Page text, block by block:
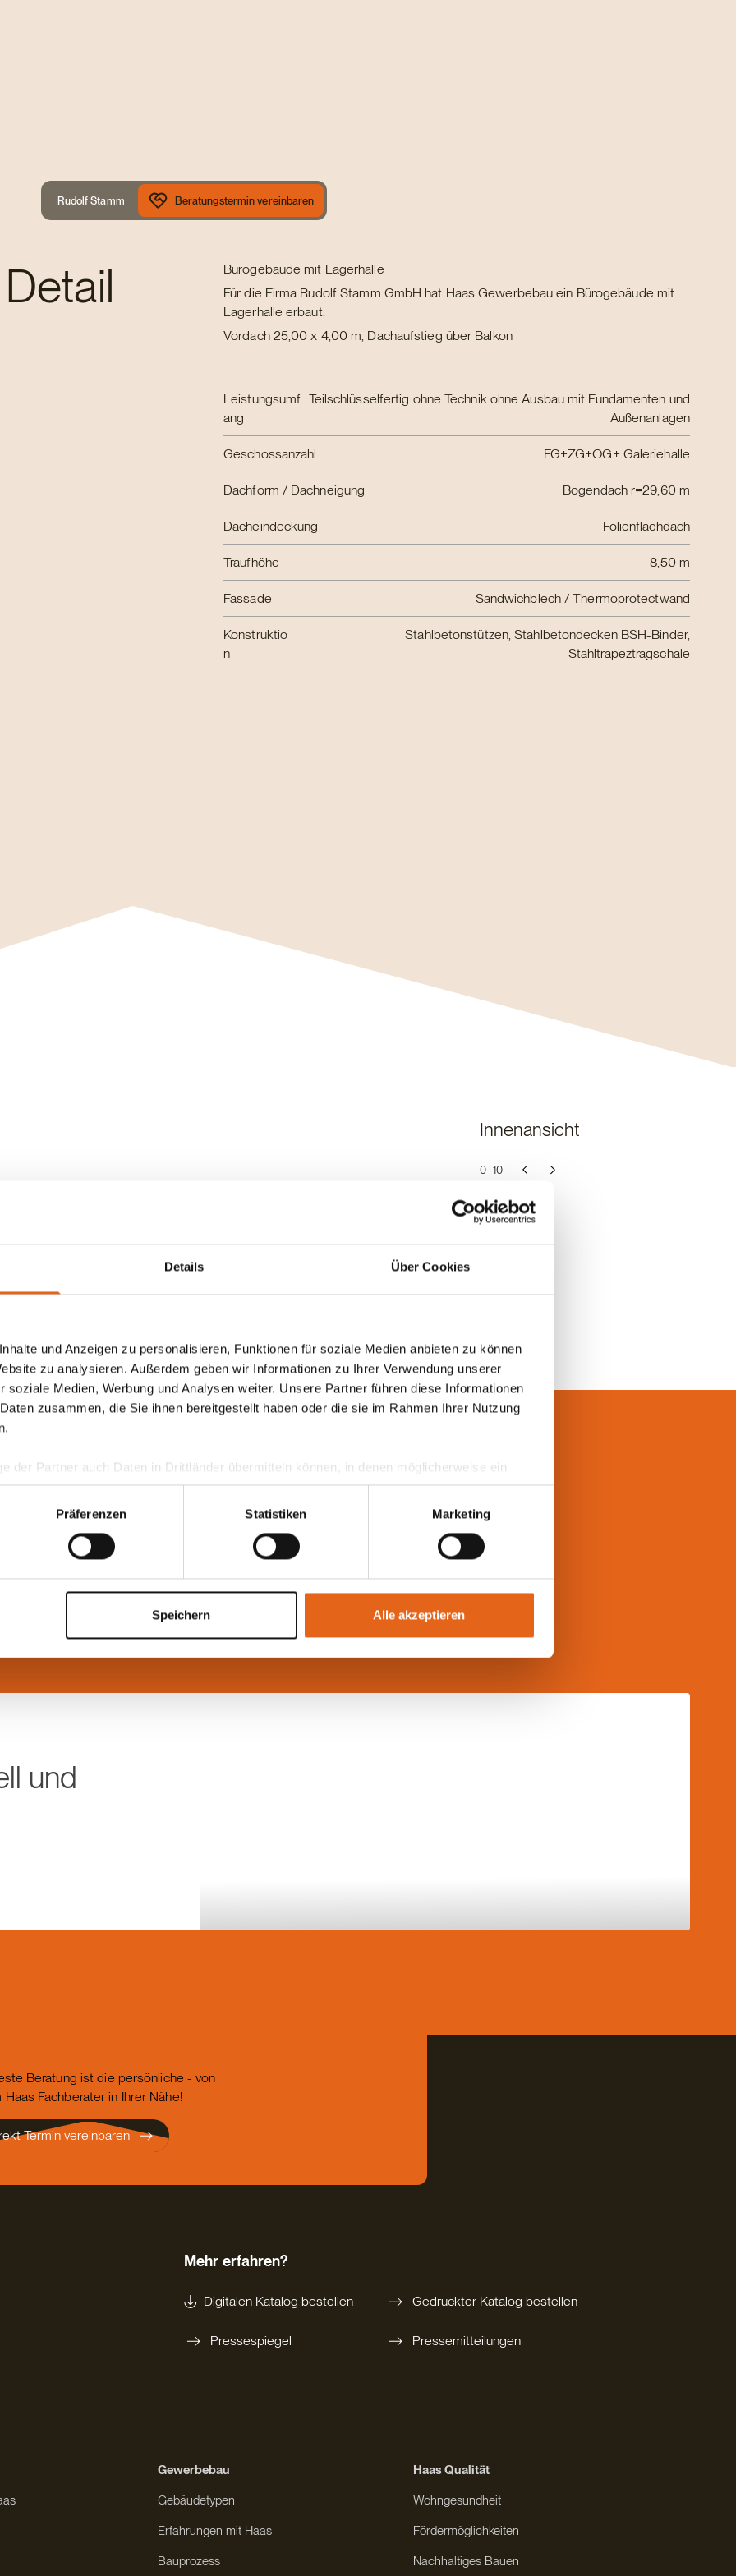
Details Über Cookies
und Anzeigen zu personalisieren, Funktionen für soziale Medien anbieten zu können
zu analysieren. Außerdem geben wir Informationen zu Ihrer Verwendung unserer
soziale Medien, Werbung und Analysen weiter. Unsere Partner führen diese Informationen
zusammen, die Sie ihnen bereitgestellt haben oder die sie im Rahmen Ihrer Nutzung
der Partner auch Daten in Drittländer übermitteln können, in denen möglicherweise ein
als in der EU. Wir stellen sicher, dass die Übermittlung Ihrer Daten in
Datenschutzgesetzen erfolgt und geeignete Schutzmaßnahmen getroffen werden.
Cookies, wenn Sie unsere Webseite weiterhin nutzen.
Präferenzen Statistiken Marketing
Speichern Alle akzeptieren
Rudolf Stamm Beratungstermin vereinbaren
Bürogebäude mit Lagerhalle
Für die Firma Rudolf Stamm GmbH hat Haas Gewerbebau ein Bürogebäude mit
Lagerhalle erbaut.
Vordach 25,00 x 4,00 m, Dachaufstieg über Balkon
Leistungsumf
ang
Teilschlüsselfertig ohne Technik ohne Ausbau mit Fundamenten und
Außenanlagen
Geschossanzahl EG+ZG+OG+ Galeriehalle
Dachform / Dachneigung Bogendach r=29,60 m
Dacheindeckung Folienflachdach
Traufhöhe 8,50 m
Fassade Sandwichblech / Thermoprotectwand
Konstruktio
n
Stahlbetonstützen, Stahlbetondecken BSH-Binder,
Stahltrapeztragschale
Innenansicht
0–10
Jetzt persönlich
beraten lassen
und
Beratung ist die persönliche - von
Haas Fachberater in Ihrer Nähe!
Termin vereinbaren
Mehr erfahren?
Digitalen Katalog bestellen Gedruckter Katalog bestellen
Pressespiegel Pressemitteilungen
Gewerbebau
Gebäudetypen
Erfahrungen mit Haas
Bauprozess
Haas Qualität
Wohngesundheit
Fördermöglichkeiten
Nachhaltiges Bauen